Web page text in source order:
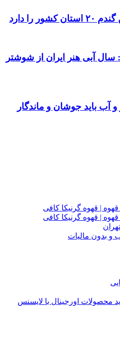
را دارد
سال آبی هنر ایران از شوشتر
و آب باید جوشان و ماندگار
| قهوه گرنیکا کافی
| قهوه گرنیکا کافی
و بدون مالیات
محصولات اورجینال با لایسنس